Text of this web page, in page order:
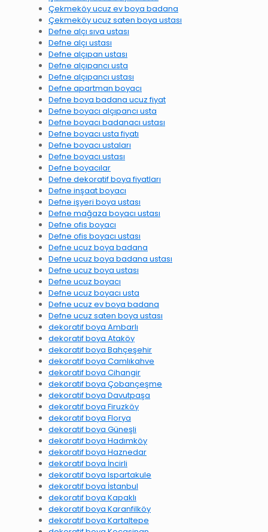
Çekmeköy ucuz ev boya badana
Çekmeköy ucuz saten boya ustası
Defne alçı sıva ustası
Defne alçı ustası
Defne alçıpan ustası
Defne alçıpancı usta
Defne alçıpancı ustası
Defne apartman boyacı
Defne boya badana ucuz fiyat
Defne boyacı alçıpancı usta
Defne boyacı badanacı ustası
Defne boyacı usta fiyatı
Defne boyacı ustaları
Defne boyacı ustası
Defne boyacılar
Defne dekoratif boya fiyatları
Defne inşaat boyacı
Defne işyeri boya ustası
Defne mağaza boyacı ustası
Defne ofis boyacı
Defne ofis boyacı ustası
Defne ucuz boya badana
Defne ucuz boya badana ustası
Defne ucuz boya ustası
Defne ucuz boyacı
Defne ucuz boyacı usta
Defne ucuz ev boya badana
Defne ucuz saten boya ustası
dekoratif boya Ambarlı
dekoratif boya Ataköy
dekoratif boya Bahçeşehir
dekoratif boya Camlıkahve
dekoratif boya Cihangir
dekoratif boya Çobançeşme
dekoratif boya Davutpaşa
dekoratif boya Firuzköy
dekoratif boya Florya
dekoratif boya Güneşli
dekoratif boya Hadımköy
dekoratif boya Haznedar
dekoratif boya İncirli
dekoratif boya Ispartakule
dekoratif boya İstanbul
dekoratif boya Kapaklı
dekoratif boya Karanfilköy
dekoratif boya Kartaltepe